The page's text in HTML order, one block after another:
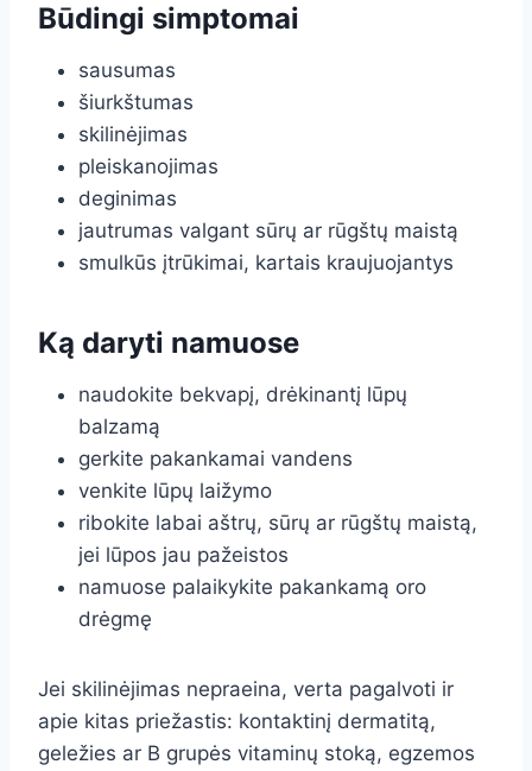
Būdingi simptomai
sausumas
šiurkštumas
skilinėjimas
pleiskanojimas
deginimas
jautrumas valgant sūrų ar rūgštų maistą
smulkūs įtrūkimai, kartais kraujuojantys
Ką daryti namuose
naudokite bekvapį, drėkinantį lūpų
balzamą
gerkite pakankamai vandens
venkite lūpų laižymo
ribokite labai aštrų, sūrų ar rūgštų maistą,
jei lūpos jau pažeistos
namuose palaikykite pakankamą oro
drėgmę
Jei skilinėjimas nepraeina, verta pagalvoti ir
apie kitas priežastis: kontaktinį dermatitą,
geležies ar B grupės vitaminų stoką, egzemos